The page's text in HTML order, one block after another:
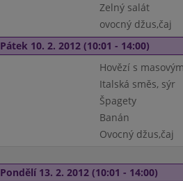
Zelný salát
ovocný džus,čaj
Pátek 10. 2. 2012 (10:01 - 14:00)
Hovězí s
Italská směs, sýr
Špagety
Banán
Ovocný džus,čaj
Pondělí 13. 2. 2012 (10:01 - 14:00)